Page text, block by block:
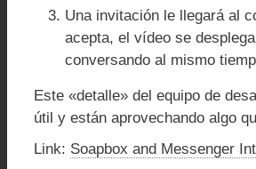
Una invitación le llegará al
acepta, el vídeo se
conversando al mismo
Este «detalle» del equipo de
útil y están aprovechando algo
Link: Soapbox and Messenger